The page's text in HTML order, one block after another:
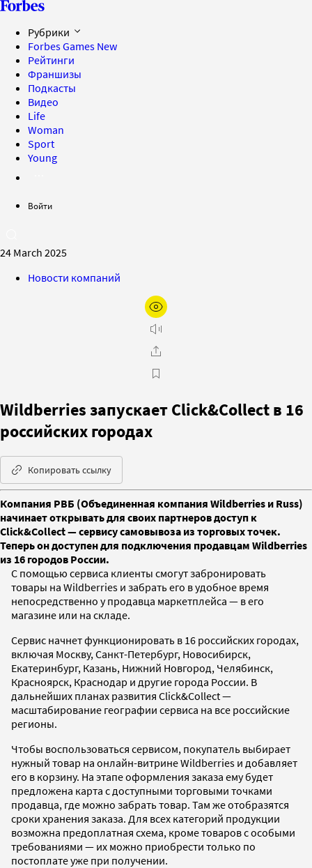
Рубрики
Forbes Games New
Рейтинги
Франшизы
Подкасты
Видео
Life
Woman
Sport
Young
Войти
24 March 2025
Новости компаний
Wildberries запускает Click&Collect в 16
российских городах
Копировать ссылку
Компания РВБ (Объединенная компания Wildberries и Russ)
начинает открывать для своих партнеров доступ к
Click&Collect — сервису самовывоза из торговых точек.
Теперь он доступен для подключения продавцам Wildberries
из 16 городов России.
С помощью сервиса клиенты смогут забронировать
товары на Wildberries и забрать его в удобное время
непосредственно у продавца маркетплейса — в его
магазине или на складе.
Сервис начнет функционировать в 16 российских городах,
включая Москву, Санкт-Петербург, Новосибирск,
Екатеринбург, Казань, Нижний Новгород, Челябинск,
Красноярск, Краснодар и другие города России. В
дальнейших планах развития Click&Collect —
масштабирование географии сервиса на все российские
регионы.
Чтобы воспользоваться сервисом, покупатель выбирает
нужный товар на онлайн-витрине Wildberries и добавляет
его в корзину. На этапе оформления заказа ему будет
предложена карта с доступными торговыми точками
продавца, где можно забрать товар. Там же отобразятся
сроки хранения заказа. Для всех категорий продукции
возможна предоплатная схема, кроме товаров с особыми
требованиями — их можно приобрести только по
постоплате уже при получении.